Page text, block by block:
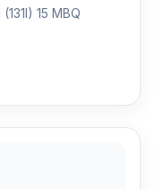
15 MBQ